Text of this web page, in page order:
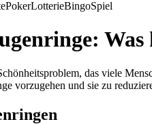
PokerLotterieBingoSpiel
das viele
vorzugehen und sie zu